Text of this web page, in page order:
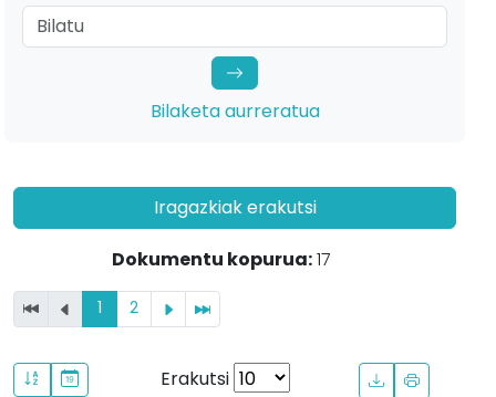
Bilaketa aurreratua
Iragazkiak erakutsi
Dokumentu kopurua:17
1 2
Erakutsi